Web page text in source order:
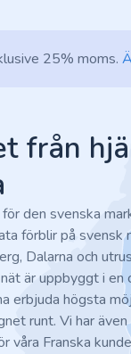
25% moms.
från
den svenska
förblir på svensk
Dalarna och
är uppbyggt i en
erbjuda högsta
runt. Vi har
våra Franska